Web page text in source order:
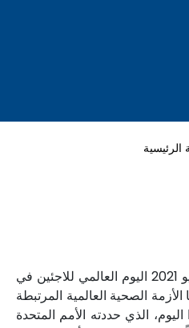
الرئيسية
يخلد العالم يوم الأحد 20 يونيو 2021 اليوم العالمي للاجئين في
الصحية العالمية المرتبطة
ويعد هذا اليوم، الذي حددته الأمم المتحدة